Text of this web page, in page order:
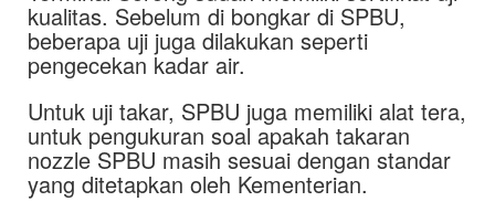
kualitas. Sebelum di bongkar di SPBU,
beberapa uji juga dilakukan seperti
pengecekan kadar air.
Untuk uji takar, SPBU juga memiliki alat tera,
untuk pengukuran soal apakah takaran
nozzle SPBU masih sesuai dengan standar
yang ditetapkan oleh Kementerian.